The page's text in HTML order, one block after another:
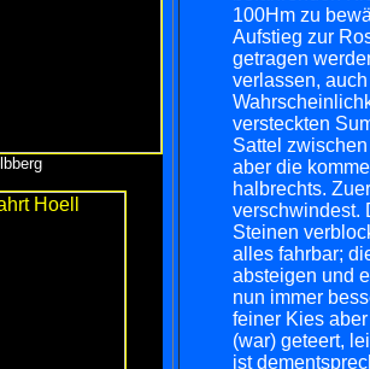
100Hm zu
Aufstieg zur
getragen
verlassen,
versteckten
Sattel
aber die
halbrechts.
verschwindest.
Steinen
alles fahrbar;
absteigen und
nun immer
feiner Kies
(war) geteert,
ist